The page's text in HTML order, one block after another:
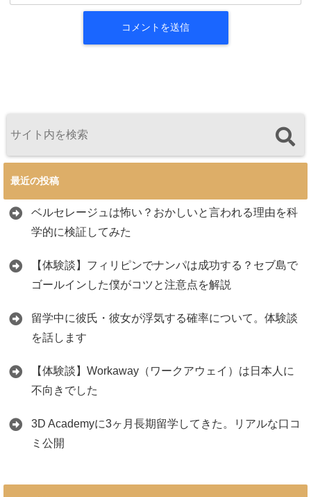
最近の投稿
ベルセレージュは怖い？おかしいと言われる理由を科
学的に検証してみた
【体験談】フィリピンでナンパは成功する？セブ島で
ゴールインした僕がコツと注意点を解説
留学中に彼氏・彼女が浮気する確率について。体験談
を話します
【体験談】Workaway（ワークアウェイ）は日本人に
不向きでした
3D Academyに3ヶ月長期留学してきた。リアルな口コ
ミ公開